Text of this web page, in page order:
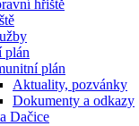
hřiště
plán
plán
Aktuality, pozvánky
Dokumenty a odkazy
Dačice